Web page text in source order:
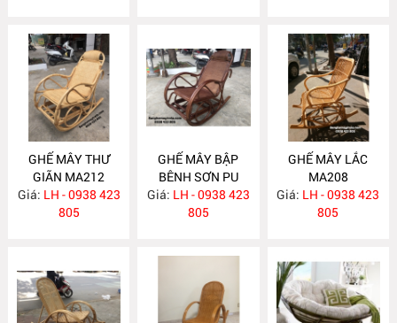
GHẾ MÂY THƯ
GIÃN MA212
Giá: LH - 0938 423
805
GHẾ MÂY BẬP
BÊNH SƠN PU
NÂU MA209
Giá: LH - 0938 423
805
GHẾ MÂY LẮC
MA208
Giá: LH - 0938 423
805